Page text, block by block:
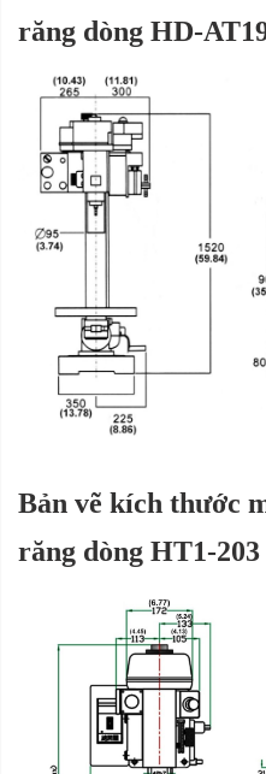
răng dòng HD-
Bản vẽ kích thước
răng dòng HT1-203